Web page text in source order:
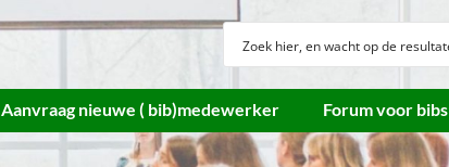
Aanvraag nieuwe ( bib)medewerker Forum voor bibs